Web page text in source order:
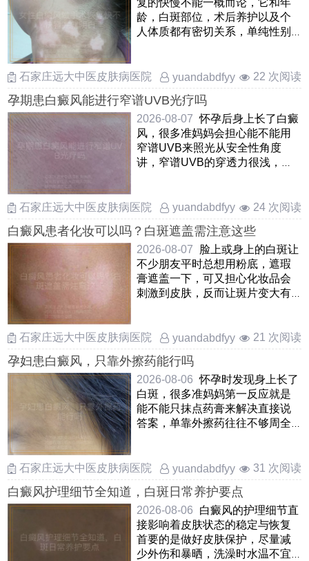
复的快慢不能一概而论，它和年
龄，白斑部位，术后养护以及个
人体质都有密切关系，单纯性别
石家庄远大中医皮肤病医院
yuandabdfyy 22 次阅读
孕期患白癜风能进行窄谱UVB光疗吗
2026-08-07 怀孕后身上长了白癜
风，很多准妈妈会担心能不能用
窄谱UVB来照光从安全性角度
讲，窄谱UVB的穿透力很浅，只
石家庄远大中医皮肤病医院
yuandabdfyy 24 次阅读
白癜风患者化妆可以吗？白斑遮盖需注意这些
2026-08-07
脸上或身上的白斑让
不少朋友平时总想用粉底，遮瑕
膏遮盖一下，可又担心化妆品会
刺激到皮肤，反而让斑片变大有
石家庄远大中医皮肤病医院 yuandabdfyy 21 次阅读
孕妇患白癜风，只靠外擦药能行吗
2026-08-06 怀孕时发现身上长了
白斑，很多准妈妈第一反应就是
能不能只抹点药膏来解决直接说
答案，单靠外擦药往往不够周全
石家庄远大中医皮肤病医院 yuandabdfyy 31 次阅读
白癜风护理细节全知道，白斑日常养护要点
2026-08-06
白癜风的护理细节直
接影响着皮肤状态的稳定与恢复
首要的是做好皮肤保护，尽量减
少外伤和暴晒，洗澡时水温不宜